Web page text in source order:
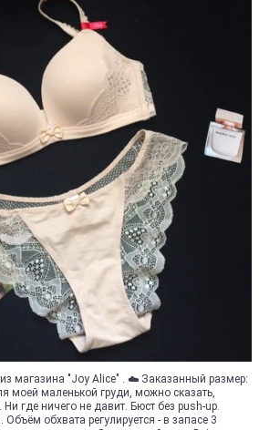
магазина "Joy Alice" . ☁️ Заказанный размер:
моей маленькой груди, можно сказать,
где ничего не давит. Бюст без push-up.
Объём обхвата регулируется - в запасе 3